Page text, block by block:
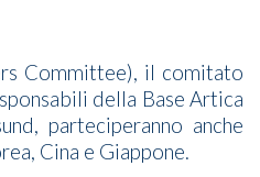
Committee), il comitato
della Base Artica
parteciperanno anche
Cina e Giappone.